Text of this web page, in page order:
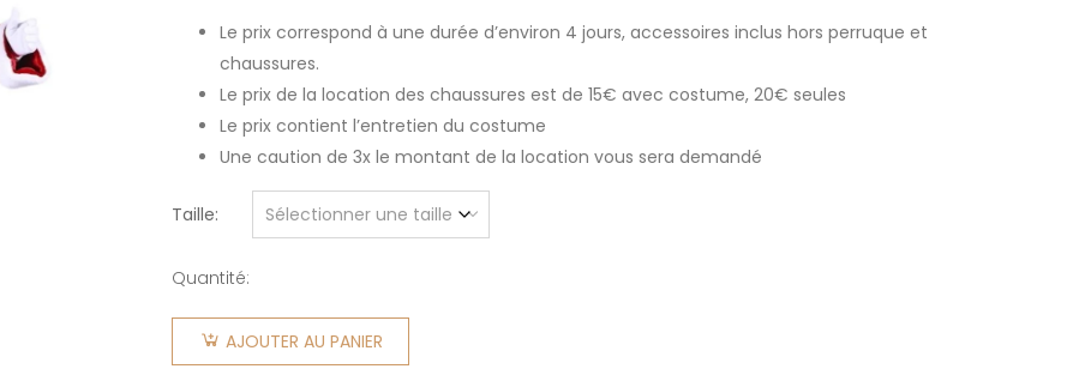
Le prix correspond à une durée d’environ 4 jours, accessoires inclus hors perruque et
chaussures.
Le prix de la location des chaussures est de 15€ avec costume, 20€ seules
Le prix contient l’entretien du costume
Une caution de 3x le montant de la location vous sera demandé
Taille
Quantité:
quantité
de X :
Père Noël
AJOUTER AU PANIER